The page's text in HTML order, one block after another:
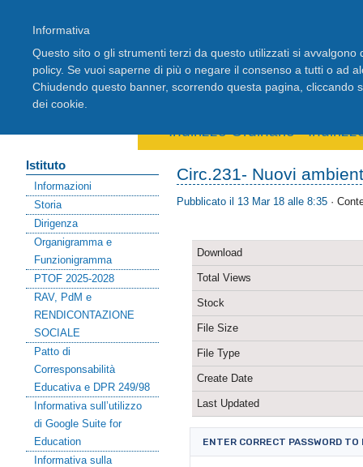
Home Registro Elettronico
Indirizzo Ordinario-
Istituto
Informazioni
Storia
Dirigenza
Organigramma e
Funzionigramma
PTOF 2025-2028
RAV, PdM e
RENDICONTAZIONE
SOCIALE
Patto di
Corresponsabilità
Educativa e DPR 249/98
Informativa sull’utilizzo
di Google Suite for
Education
Informativa sulla
Circ.231- Nuovi
Pubblicato il 13 Mar 18 alle 8:35·
Download
Total Views
Stock
File Size
File Type
Create Date
Last Updated
ENTER CORRECT PASSWORD TO
Informativa
Questo sito o gli strumenti terzi da questo utilizzati si
policy. Se vuoi saperne di più o negare il consenso a tutti o ad
Chiudendo questo banner, scorrendo questa pagina, cliccando
dei cookie.